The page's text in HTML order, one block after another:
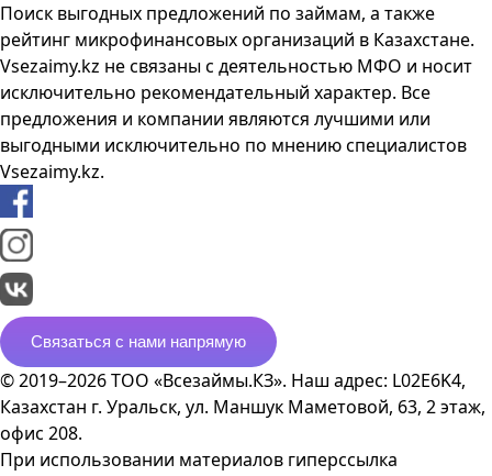
Поиск выгодных предложений по займам, а также
рейтинг микрофинансовых организаций в Казахстане.
Vsezaimy.kz не связаны с деятельностью МФО и носит
исключительно рекомендательный характер. Все
предложения и компании являются лучшими или
выгодными исключительно по мнению специалистов
Vsezaimy.kz.
Связаться с нами напрямую
© 2019–2026 ТОО «Всезаймы.КЗ». Наш адрес: L02E6K4,
Казахстан г. Уральск, ул. Маншук Маметовой, 63, 2 этаж,
офис 208.
При использовании материалов гиперссылка